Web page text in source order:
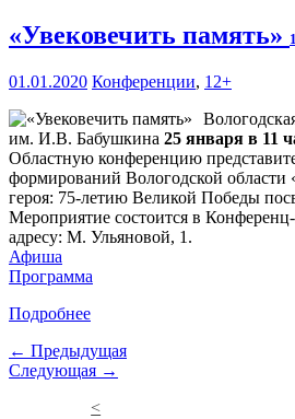
«Увековечить память»
01.01.2020 Конференции, 12+
им. И.В. Бабушкина 25 января в 11
Областную конференцию
формирований Вологодской области
героя: 75-летию Великой Победы
Мероприятие состоится в
адресу: М. Ульяновой, 1.
Афиша
Программа
Подробнее
← Предыдущая
Следующая →
<